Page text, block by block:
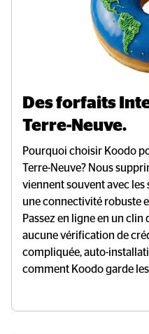
Des forfaits
Terre-Neuve.
Pourquoi choisir Koodo
Terre-Neuve? Nous
viennent souvent avec
une connectivité robuste
Passez en ligne en un
aucune vérification de
compliquée, auto-
comment Koodo garde